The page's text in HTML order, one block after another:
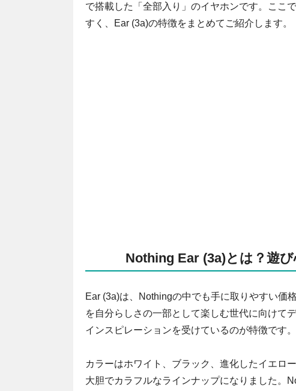
で搭載した「全部入り」のイヤホンです。ここ
すく、Ear (3a)の特徴をまとめてご紹介します。
Nothing Ear (3a)とは？遊
Ear (3a)は、Nothingの中でも手に取りやすい価
を自分らしさの一部として楽しむ世代に向けて
インスピレーションを受けているのが特徴です。
カラーはホワイト、ブラック、進化したイエロー
大胆でカラフルなラインナップになりました。